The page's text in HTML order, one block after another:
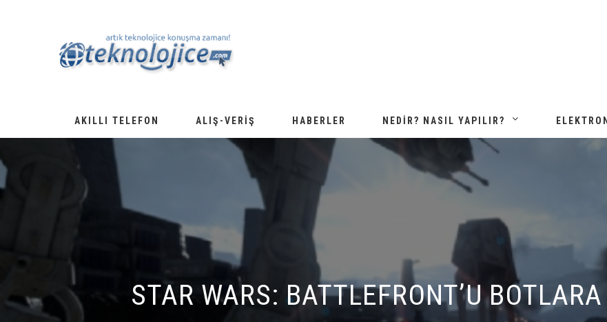
AKILLI TELEFON ALIŞ-VERIŞ HABERLER NEDIR? NASIL YAPILIR?
STAR WARS: BATTLEFRONT’U BOTLARA